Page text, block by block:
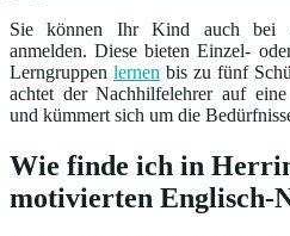
Sie können Ihr Kind auch bei
anmelden. Diese bieten Einzel-
Lerngruppen lernen bis zu fünf
achtet der Nachhilfelehrer auf eine
und kümmert sich um die
Wie finde ich in
motivierten Englisch-